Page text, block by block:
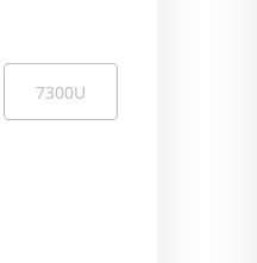
7300U